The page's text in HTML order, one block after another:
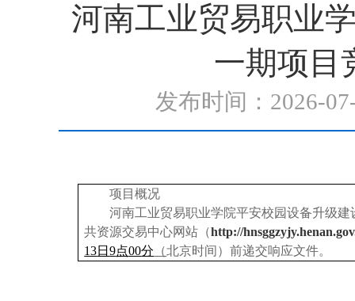
河南工业贸易职业
一期项目
发布时间：2026-
项目概况
河南工业贸易职业学院平安校园设备升级建
共资源交易中心网站（http://
13日9点00分 （北京时间）前递交响应文件。